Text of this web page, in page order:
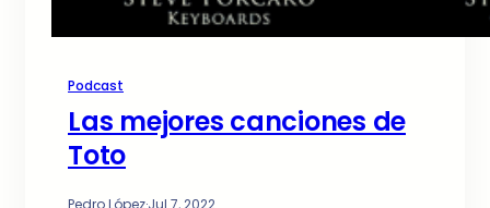
Podcast
Las mejores canciones de
Toto
Pedro López·Jul 7, 2022